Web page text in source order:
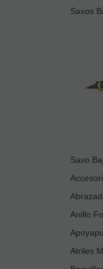
Saxos
Saxo
Anillo
Atriles